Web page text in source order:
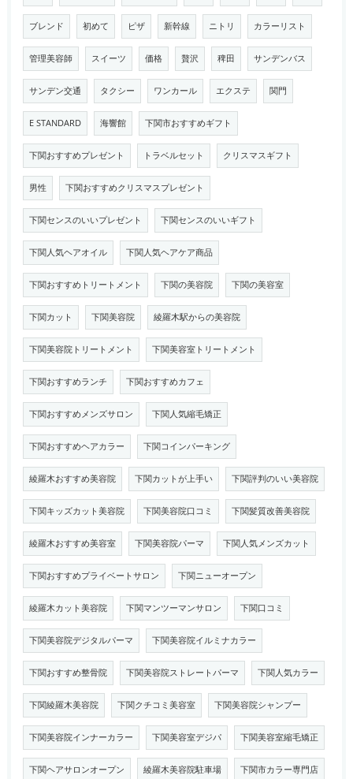
ブレンド 初めて ピザ 新幹線 ニトリ カラーリスト
管理美容師 スイーツ 価格 贅沢 稗田 サンデンバス
サンデン交通 タクシー ワンカール エクステ 関門
E STANDARD 海響館 下関市おすすめギフト
下関おすすめプレゼント トラベルセット クリスマスギフト
男性 下関おすすめクリスマスプレゼント
下関センスのいいプレゼント 下関センスのいいギフト
下関人気ヘアオイル 下関人気ヘアケア商品
下関おすすめトリートメント 下関の美容院 下関の美容室
下関カット 下関美容院 綾羅木駅からの美容院
下関美容院トリートメント 下関美容室トリートメント
下関おすすめランチ 下関おすすめカフェ
下関おすすめメンズサロン 下関人気縮毛矯正
下関おすすめヘアカラー 下関コインパーキング
綾羅木おすすめ美容院 下関カットが上手い 下関評判のいい美容院
下関キッズカット美容院 下関美容院口コミ 下関髪質改善美容院
綾羅木おすすめ美容室 下関美容院パーマ 下関人気メンズカット
下関おすすめプライベートサロン 下関ニューオープン
綾羅木カット美容院 下関マンツーマンサロン 下関口コミ
下関美容院デジタルパーマ 下関美容院イルミナカラー
下関おすすめ整骨院 下関美容院ストレートパーマ 下関人気カラー
下関綾羅木美容院 下関クチコミ美容室 下関美容院シャンプー
下関美容院インナーカラー 下関美容室デジパ 下関美容室縮毛矯正
下関ヘアサロンオープン 綾羅木美容院駐車場 下関市カラー専門店